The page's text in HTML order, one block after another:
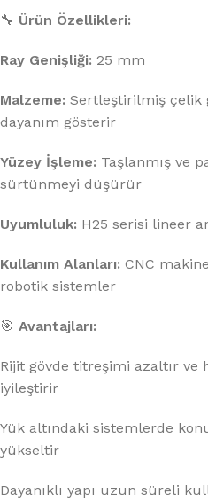
🔧 Ürün Özellikleri:
Ray Genişliği: 25 mm
Malzeme: Sertleştirilmiş çelik
dayanım gösterir
Yüzey İşleme: Taşlanmış ve
sürtünmeyi düşürür
Uyumluluk: H25 serisi lineer
Kullanım Alanları: CNC
robotik sistemler
🎯 Avantajları:
Rijit gövde titreşimi azaltır ve
iyileştirir
Yük altındaki sistemlerde
yükseltir
Dayanıklı yapı uzun süreli